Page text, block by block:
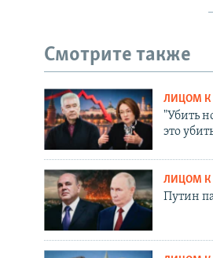
Смотрите также
ЛИЦОМ
"Убить
это
ЛИЦОМ
Путин